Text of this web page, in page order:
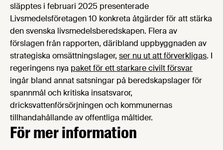
släpptes i februari 2025 presenterade
Livsmedelsföretagen 10 konkreta åtgärder för att stärka
den svenska livsmedelsberedskapen. Flera av
förslagen från rapporten, däribland uppbyggnaden av
strategiska omsättningslager, ser nu ut att förverkligas. I
regeringens nya paket för ett starkare civilt försvar
ingår bland annat satsningar på beredskapslager för
spannmål och kritiska insatsvaror,
dricksvattenförsörjningen och kommunernas
tillhandahållande av offentliga måltider.
För mer information